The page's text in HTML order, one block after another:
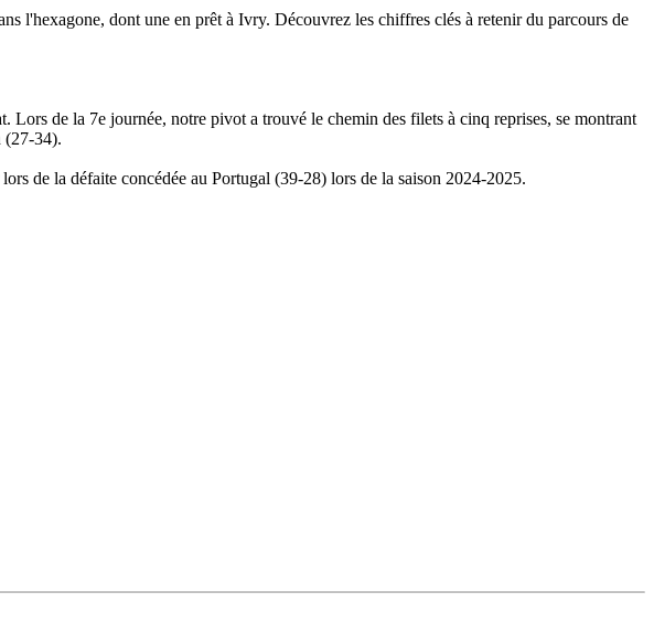
l'hexagone, dont une en prêt à Ivry. Découvrez les chiffres clés à retenir du parcours de
Lors de la 7e journée, notre pivot a trouvé le chemin des filets à cinq reprises, se montrant
(27-34).
de la défaite concédée au Portugal (39-28) lors de la saison 2024-2025.